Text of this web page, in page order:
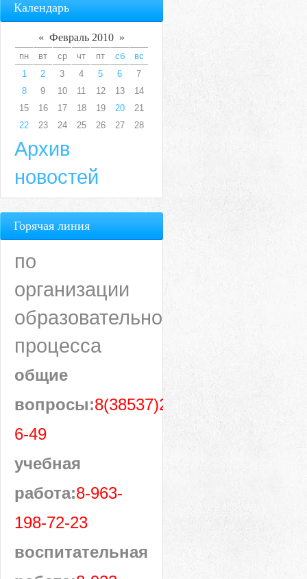
Календарь
« Февраль 2010 »
пн вт ср чт пт сб
вс
1
2 3 4 5 6
7
8
9 10 11 12 13
14
15
16 17 18 19 20
21
22
23 24 25 26 27 28
Архив
новостей
Горячая линия
по
организации
образовательного
процесса
общие
вопросы:8(38537)28-
6-49
учебная
работа:8-963-
198-72-23
воспитательная